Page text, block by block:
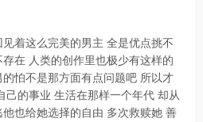
着这么完美的男主 全是优点挑不
在 人类的创作里也极少有这样的
怕不是那方面有点问题吧 所以才
己的事业 生活在那样一个年代 却从
也给她选择的自由 多次救赎她 善